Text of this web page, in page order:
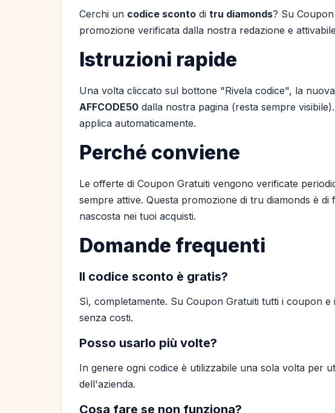
Cerchi un codice sconto di tru diamonds? Su
promozione verificata dalla nostra redazione e
Istruzioni rapide
Una volta cliccato sul bottone "Rivela codice", la
AFFCODE50 dalla nostra pagina (resta sempre
applica automaticamente.
Perché conviene
Le offerte di Coupon Gratuiti vengono verificate
sempre attive. Questa promozione di tru diamonds è di
nascosta nei tuoi acquisti.
Domande frequenti
Il codice sconto è gratis?
Sì, completamente. Su Coupon Gratuiti tutti i coupon
senza costi.
Posso usarlo più volte?
In genere ogni codice è utilizzabile una sola volta per
dell'azienda.
Cosa fare se non funziona?